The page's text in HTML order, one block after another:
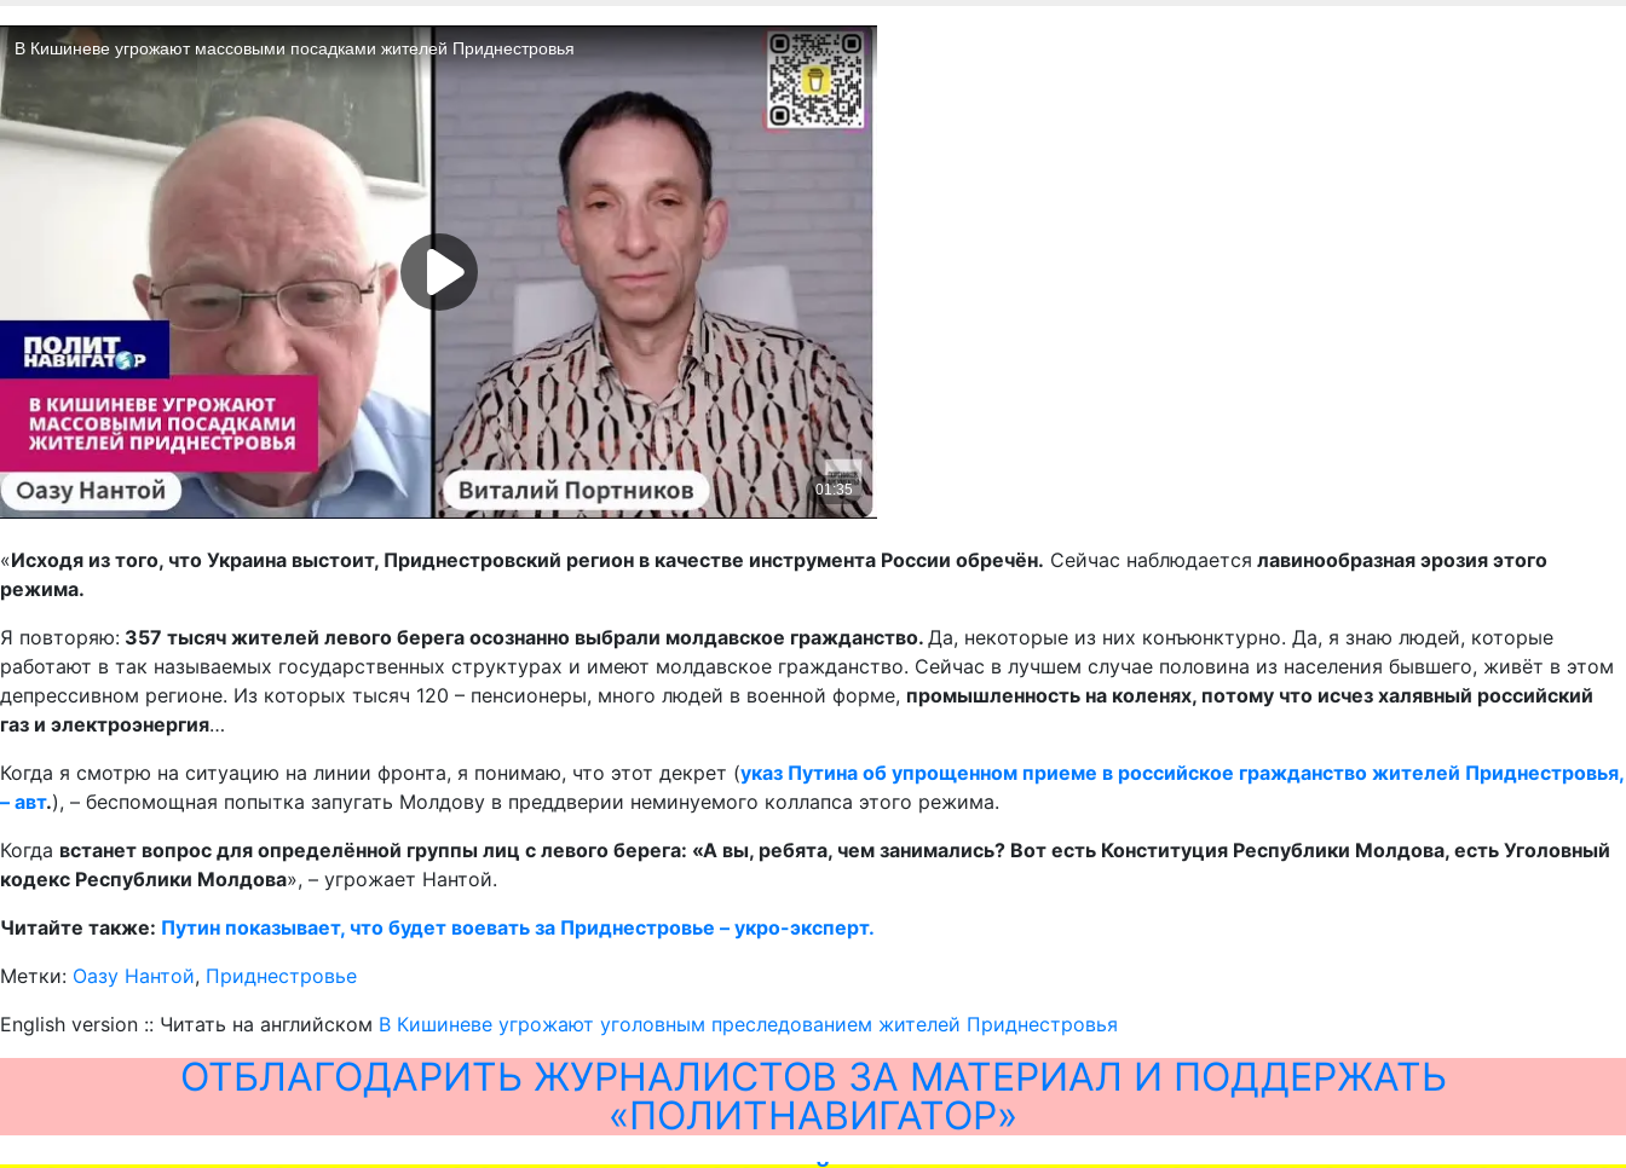
«Исходя из того, что Украина выстоит, Приднестровский регион в качестве инструмента России обречён. Сейчас наблюдается лавинообразная эрозия этого
режима.
Я повторяю: 357 тысяч жителей левого берега осознанно выбрали молдавское гражданство. Да, некоторые из них конъюнктурно. Да, я знаю людей, которые
работают в так называемых государственных структурах и имеют молдавское гражданство. Сейчас в лучшем случае половина из населения бывшего, живёт в этом
депрессивном регионе. Из которых тысяч 120 – пенсионеры, много людей в военной форме, промышленность на коленях, потому что исчез халявный российский
газ и электроэнергия…
Когда я смотрю на ситуацию на линии фронта, я понимаю, что этот декрет (указ Путина об упрощенном приеме в российское гражданство жителей Приднестровья,
– авт.), – беспомощная попытка запугать Молдову в преддверии неминуемого коллапса этого режима.
Когда встанет вопрос для определённой группы лиц с левого берега: «А вы, ребята, чем занимались? Вот есть Конституция Республики Молдова, есть Уголовный
кодекс Республики Молдова», – угрожает Нантой.
Читайте также: Путин показывает, что будет воевать за Приднестровье – укро-эксперт.
Метки: Оазу Нантой, Приднестровье
English version :: Читать на английском В Кишиневе угрожают уголовным преследованием жителей Приднестровья
ОТБЛАГОДАРИТЬ ЖУРНАЛИСТОВ ЗА МАТЕРИАЛ И ПОДДЕРЖАТЬ
«ПОЛИТНАВИГАТОР»